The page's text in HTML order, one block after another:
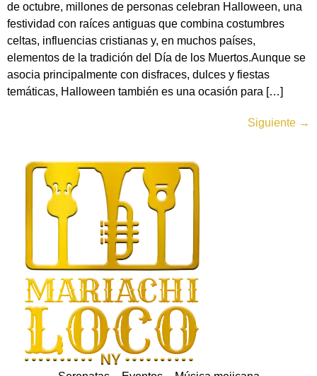
de octubre, millones de personas celebran Halloween, una
festividad con raíces antiguas que combina costumbres
celtas, influencias cristianas y, en muchos países,
elementos de la tradición del Día de los Muertos.Aunque se
asocia principalmente con disfraces, dulces y fiestas
temáticas, Halloween también es una ocasión para […]
Siguiente →